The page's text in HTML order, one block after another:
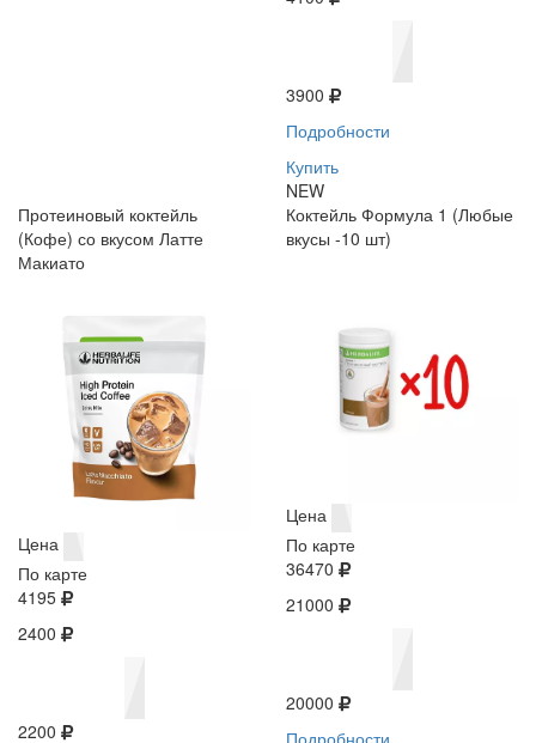
3900
Подробности
Купить
NEW
Протеиновый коктейль
(Кофе) со вкусом Латте
Макиато
Цена
По карте
4195
2400
2200
Коктейль Формула 1 (Любые
вкусы -10 шт)
Цена
По карте
36470
21000
20000
Подробности